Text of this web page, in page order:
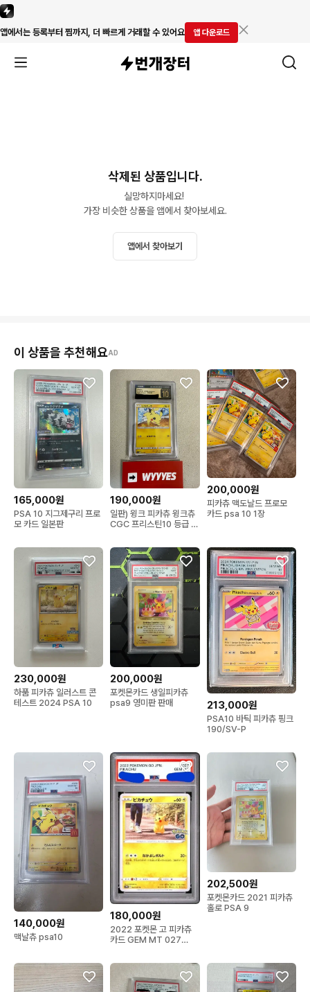
앱에서는 등록부터 찜까지, 더 빠르게 거래할 수 있어요 앱 다운로드
삭제된 상품입니다.
실망하지마세요!
가장 비슷한 상품을 앱에서 찾아보세요.
앱에서 찾아보기
이 상품을 추천해요AD
165,000원
PSA 10 지그제구리 프로
모 카드 일본판
190,000원
일판) 윙크 피카츄 윙크츄
CGC 프리스틴10 등급 판
200,000원
피카츄 맥도날드 프로모
카드 psa 10 1장
230,000원
하품 피카츄 일러스트 콘
테스트 2024 PSA 10
200,000원
포켓몬카드 생일피카츄
psa9 영미판 판매
213,000원
PSA10 바틱 피카츄 핑크
190/SV-P
140,000원
맥날츄 psa10
180,000원
2022 포켓몬 고 피카츄
카드 GEM MT 027
202,500원
포켓몬카드 2021 피카츄
홀로 PSA 9